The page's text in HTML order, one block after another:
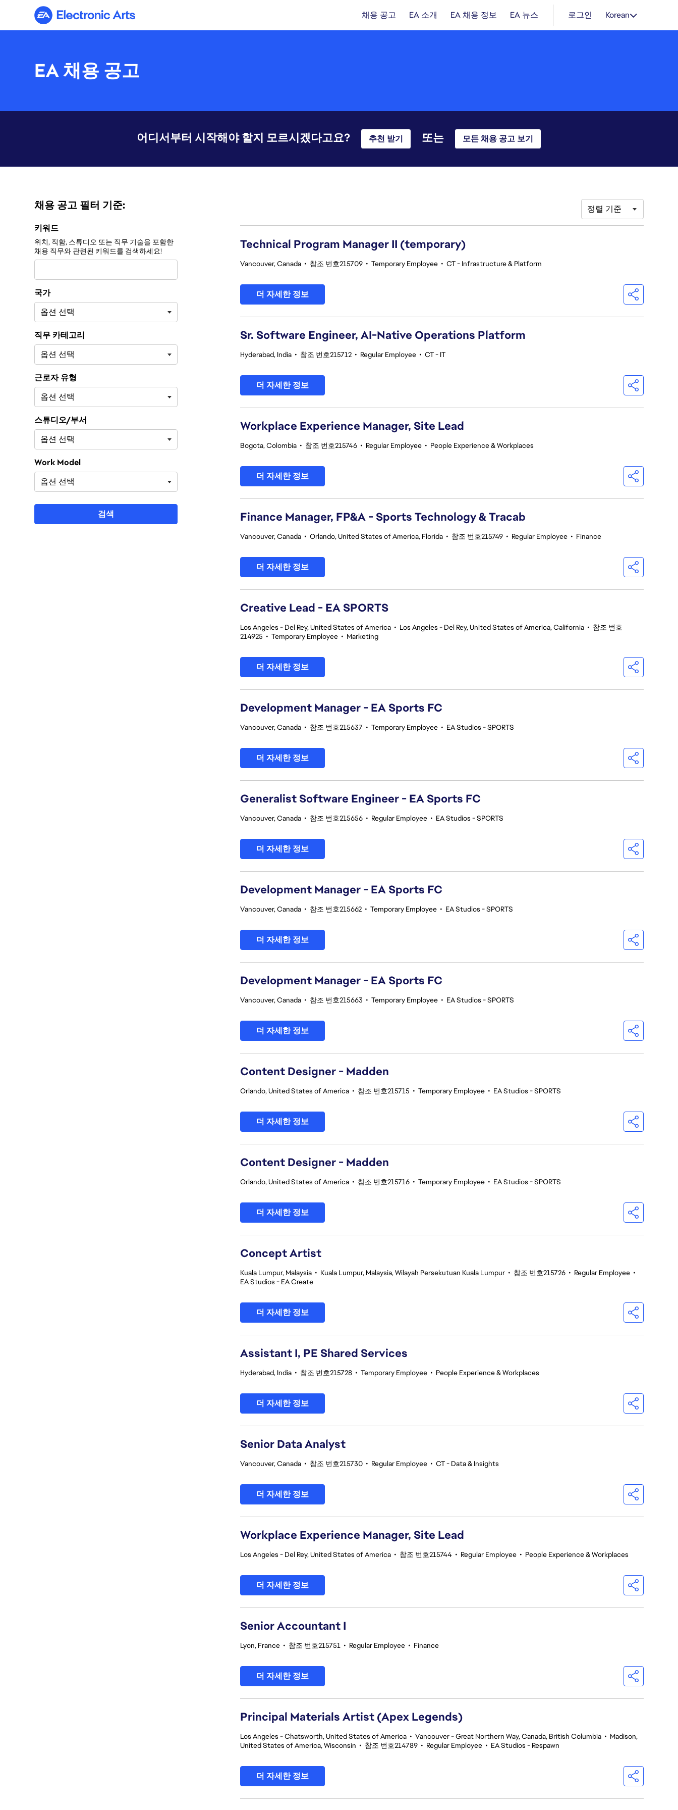
Electronic Arts 채용 공고 EA 소개 EA 채용 정보 EA 뉴스 로그인 Korean
EA 채용 공고
어디서부터 시작해야 할지 모르시겠다고요? 추천 받기 또는 모든 채용 공고 보기
채용 공고 필터 기준:
채용 공고 필터 기준:
키워드
위치, 직함, 스튜디오 또는 직무 기술을 포함한
채용 직무와 관련된 키워드를 검색하세요!
국가
직무 카테고리
근로자 유형
스튜디오/부서
Work Model
검색
정렬 기준
Technical Program Manager II (temporary)
Vancouver, Canada • 참조 번호215709 • Temporary Employee • CT - Infrastructure & Platform
더 자세한 정보
Sr. Software Engineer, AI-Native Operations Platform
Hyderabad, India • 참조 번호215712 • Regular Employee • CT - IT
더 자세한 정보
Workplace Experience Manager, Site Lead
Bogota, Colombia • 참조 번호215746 • Regular Employee • People Experience & Workplaces
더 자세한 정보
Finance Manager, FP&A - Sports Technology & Tracab
Vancouver, Canada • Orlando, United States of America, Florida • 참조 번호215749 • Regular Employee • Finance
더 자세한 정보
Creative Lead - EA SPORTS
Los Angeles - Del Rey, United States of America • Los Angeles - Del Rey, United States of America, California • 참조 번호
214925 • Temporary Employee • Marketing
더 자세한 정보
Development Manager - EA Sports FC
Vancouver, Canada • 참조 번호215637 • Temporary Employee • EA Studios - SPORTS
더 자세한 정보
Generalist Software Engineer - EA Sports FC
Vancouver, Canada • 참조 번호215656 • Regular Employee • EA Studios - SPORTS
더 자세한 정보
Development Manager - EA Sports FC
Vancouver, Canada • 참조 번호215662 • Temporary Employee • EA Studios - SPORTS
더 자세한 정보
Development Manager - EA Sports FC
Vancouver, Canada • 참조 번호215663 • Temporary Employee • EA Studios - SPORTS
더 자세한 정보
Content Designer - Madden
Orlando, United States of America • 참조 번호215715 • Temporary Employee • EA Studios - SPORTS
더 자세한 정보
Content Designer - Madden
Orlando, United States of America • 참조 번호215716 • Temporary Employee • EA Studios - SPORTS
더 자세한 정보
Concept Artist
Kuala Lumpur, Malaysia • Kuala Lumpur, Malaysia, Wilayah Persekutuan Kuala Lumpur • 참조 번호215726 • Regular Employee •
EA Studios - EA Create
더 자세한 정보
Assistant I, PE Shared Services
Hyderabad, India • 참조 번호215728 • Temporary Employee • People Experience & Workplaces
더 자세한 정보
Senior Data Analyst
Vancouver, Canada • 참조 번호215730 • Regular Employee • CT - Data & Insights
더 자세한 정보
Workplace Experience Manager, Site Lead
Los Angeles - Del Rey, United States of America • 참조 번호215744 • Regular Employee • People Experience & Workplaces
더 자세한 정보
Senior Accountant I
Lyon, France • 참조 번호215751 • Regular Employee • Finance
더 자세한 정보
Principal Materials Artist (Apex Legends)
Los Angeles - Chatsworth, United States of America • Vancouver - Great Northern Way, Canada, British Columbia • Madison,
United States of America, Wisconsin • 참조 번호214789 • Regular Employee • EA Studios - Respawn
더 자세한 정보